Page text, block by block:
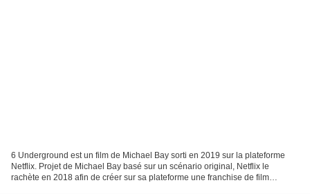
6 Underground est un film de Michael Bay sorti en 2019 sur la plateforme
Netflix. Projet de Michael Bay basé sur un scénario original, Netflix le
rachète en 2018 afin de créer sur sa plateforme une franchise de film